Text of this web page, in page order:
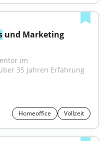
und Marketing
im
35 Jahren Erfahrung
Homeoffice Vollzeit